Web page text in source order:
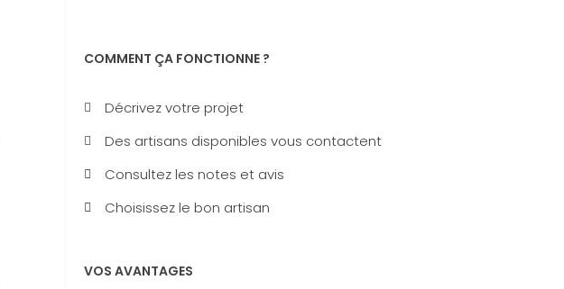
COMMENT ÇA FONCTIONNE ?
Décrivez votre projet
Des artisans disponibles vous contactent
Consultez les notes et avis
Choisissez le bon artisan
VOS AVANTAGES